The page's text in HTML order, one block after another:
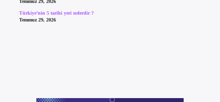
Temmuz 29, 2026
Türkiye’nin 5 tarihi yeri nelerdir ?
Temmuz 29, 2026